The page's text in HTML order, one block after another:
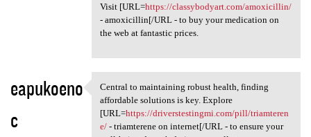
Visit [URL=https://classybodyart.com/amoxicillin/
- amoxicillin[/URL - to buy your medication on
the web at fantastic prices.
eapukoeno
c
Central to maintaining robust
Central to maintaining robust health, finding
affordable solutions is key. Explore
[URL=https://driverstestingmi.com/pill/triamteren
e/- triamterene on internet[/URL - to ensure your